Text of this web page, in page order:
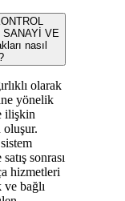
VE
nasıl
olarak
yönelik
ilişkin
sonrası
hizmetleri
bağlı